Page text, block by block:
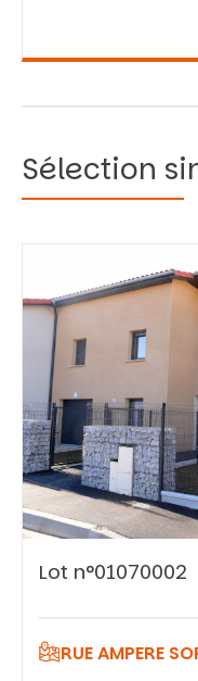
Vous
Sélection
Lot n°01070002
RUE AMPERE